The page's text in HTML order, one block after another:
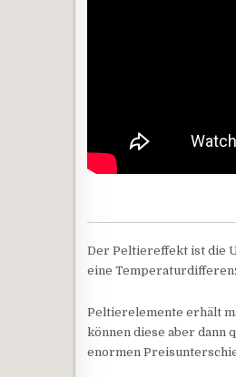
Der Peltiereffekt ist die
eine
Peltierelemente erhält
können diese aber dann
enormen